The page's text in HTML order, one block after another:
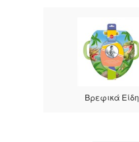
Βρεφικά Είδη